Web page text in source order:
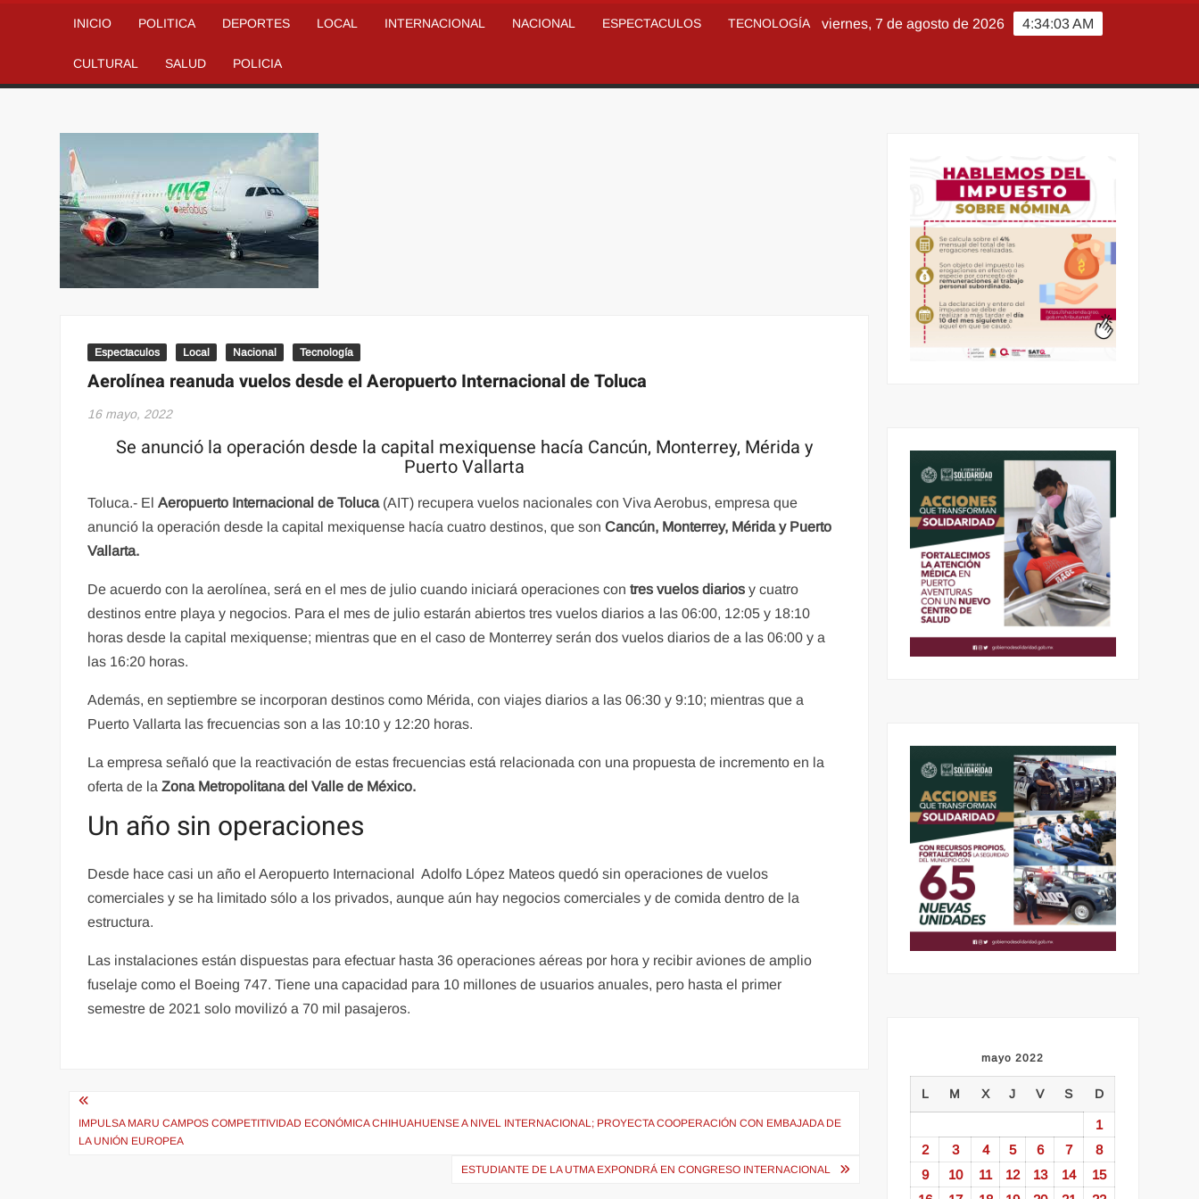
INICIO POLITICA DEPORTES LOCAL INTERNACIONAL NACIONAL ESPECTACULOS TECNOLOGÍA
CULTURAL SALUD POLICIA
4:34:04 AM
viernes, 7 de agosto de 2026
Espectaculos Local Nacional Tecnología
Aerolínea reanuda vuelos desde el Aeropuerto Internacional de Toluca
16 mayo, 2022
Se anunció la operación desde la capital mexiquense hacía Cancún, Monterrey, Mérida y
Puerto Vallarta
Toluca.- ElAeropuerto Internacional de Toluca (AIT) recupera vuelos nacionales con Viva Aerobus, empresa que
anunció la operación desde la capital mexiquense hacía cuatro destinos, que sonCancún, Monterrey, Mérida y Puerto
Vallarta.
De acuerdo con la aerolínea, será en el mes de julio cuando iniciará operaciones con tres vuelos diarios y cuatro
destinos entre playa y negocios. Para el mes de julio estarán abiertos tres vuelos diarios a las 06:00, 12:05 y 18:10
horas desde la capital mexiquense; mientras que en el caso de Monterrey serán dos vuelos diarios de a las 06:00 y a
las 16:20 horas.
Además, en septiembre se incorporan destinos como Mérida, con viajes diarios a las 06:30 y 9:10; mientras que a
Puerto Vallarta las frecuencias son a las 10:10 y 12:20 horas.
La empresa señaló que la reactivación de estas frecuencias está relacionada con una propuesta de incremento en la
oferta de laZona Metropolitana del Valle de México.
Un año sin operaciones
Desde hace casi un año el Aeropuerto Internacional Adolfo López Mateos quedó sin operaciones de vuelos
comerciales y se ha limitado sólo a los privados, aunque aún hay negocios comerciales y de comida dentro de la
estructura.
Las instalaciones están dispuestas para efectuar hasta 36 operaciones aéreas por hora y recibir aviones de amplio
fuselaje como el Boeing 747. Tiene una capacidad para 10 millones de usuarios anuales, pero hasta el primer
semestre de 2021 solo movilizó a 70 mil pasajeros.
Navegación
de
IMPULSA MARU CAMPOS COMPETITIVIDAD ECONÓMICA CHIHUAHUENSE A NIVEL INTERNACIONAL; PROYECTA COOPERACIÓN CON EMBAJADA DE
LA UNIÓN EUROPEA
ESTUDIANTE DE LA UTMA EXPONDRÁ EN CONGRESO INTERNACIONAL
mayo 2022
L M X J V S D
1
2
3 4 5 6 7
8
9
10 11 12 13 14
15